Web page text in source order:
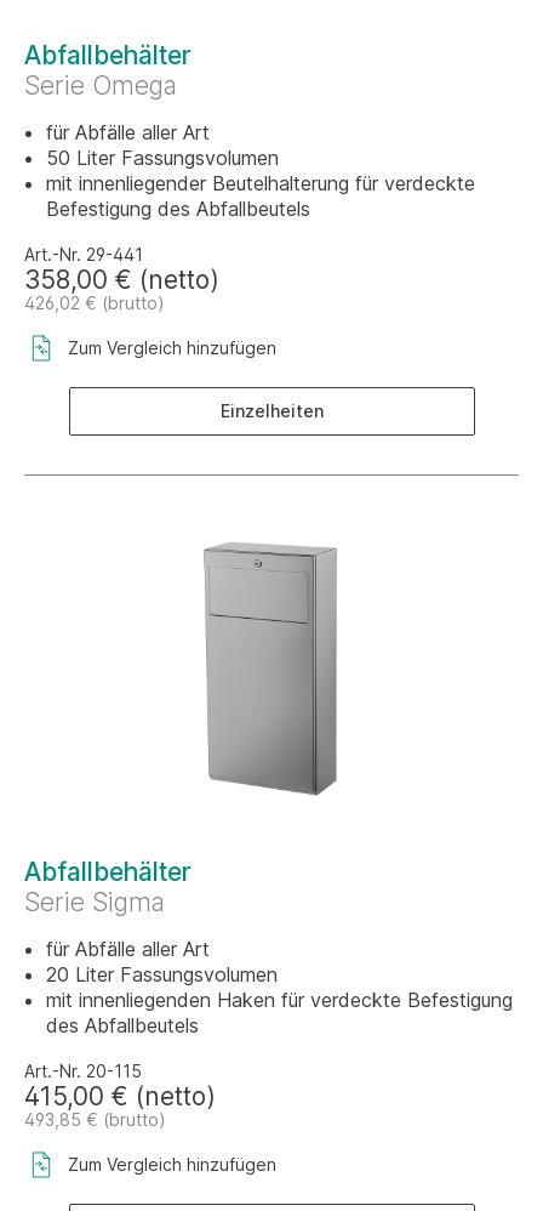
Abfallbehälter
Serie Omega
für Abfälle aller Art
50 Liter Fassungsvolumen
mit innenliegender Beutelhalterung für verdeckte
Befestigung des Abfallbeutels
Art.-Nr. 29-441
358,00 € (netto)
426,02 € (brutto)
Zum Vergleich hinzufügen
Einzelheiten
Abfallbehälter
Serie Sigma
für Abfälle aller Art
20 Liter Fassungsvolumen
mit innenliegenden Haken für verdeckte Befestigung
des Abfallbeutels
Art.-Nr. 20-115
415,00 € (netto)
493,85 € (brutto)
Zum Vergleich hinzufügen